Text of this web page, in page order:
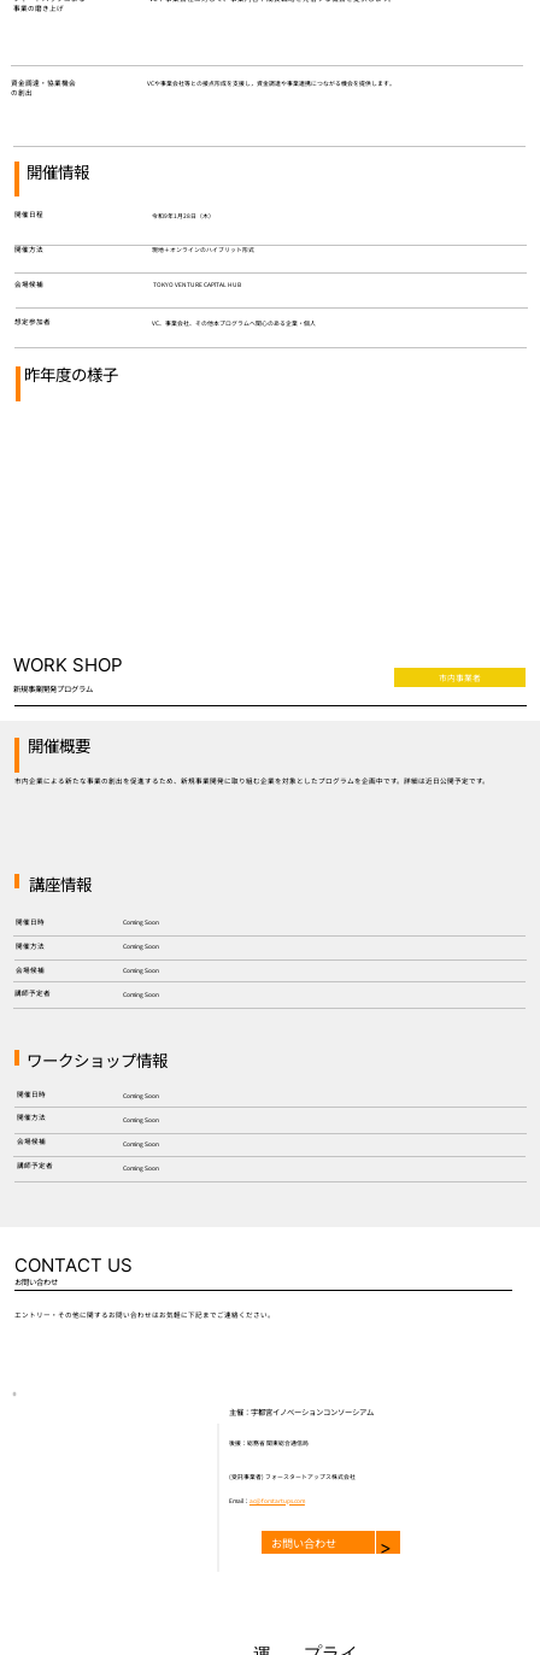
昨年度の様子
VC、事業会社、その他本プログラムへ関心のある企業・個人
​想定参加者
TOKYO VENTURE CAPlTAL HUB
会場候補
​現地＋オンラインのハイブリット形式
開催方法
​開催日程 ​令和9年1月28日（木）
開催情報
VCや事業会社等との接点形成を支援し，資金調達や事業連携につながる機会を提供します。
資金調達・協業機会
の創出
事業の磨き上げ
WORK SHOP
新規事業開発プログラム
市内事業者
市内企業による新たな事業の創出を促進するため、新規事業開発に取り組む企業を対象としたプログラムを企画中です。詳細は近日公開予定です。
開催概要
​ワークショップ情報
開催日時
開催方法
会場候補
講師予定者
Coming Soon
Coming Soon
Coming Soon
Coming Soon
講座情報
開催日時
開催方法
会場候補
講師予定者
Coming Soon
Coming Soon
Coming Soon
Coming Soon
​エントリー・その他に関するお問い合わせはお気軽に下記までご連絡ください。
​主催：宇都宮イノベーションコンソーシアム
​(受託事業者) フォースタートアップス株式会社
Email： ac@forstartups.com
お問い合わせ >
後援：総務省 関東総合通信局
CONTACT US
​お問い合わせ